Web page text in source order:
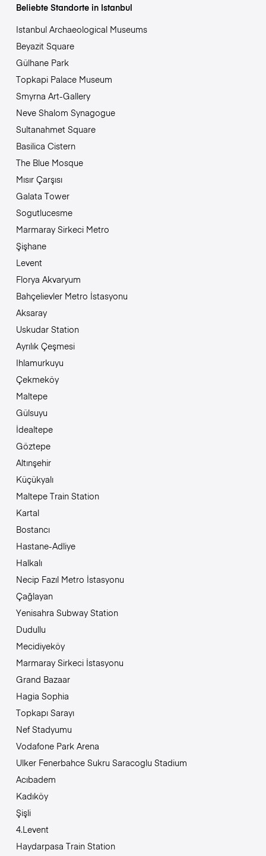
Beliebte Standorte in Istanbul
Istanbul Archaeological Museums
Beyazit Square
Gülhane Park
Topkapi Palace Museum
Smyrna Art-Gallery
Neve Shalom Synagogue
Sultanahmet Square
Basilica Cistern
The Blue Mosque
Mısır Çarşısı
Galata Tower
Sogutlucesme
Marmaray Sirkeci Metro
Şişhane
Levent
Florya Akvaryum
Bahçelievler Metro İstasyonu
Aksaray
Uskudar Station
Ayrılık Çeşmesi
Ihlamurkuyu
Çekmeköy
Maltepe
Gülsuyu
İdealtepe
Göztepe
Altınşehir
Küçükyalı
Maltepe Train Station
Kartal
Bostancı
Hastane-Adliye
Halkalı
Necip Fazıl Metro İstasyonu
Çağlayan
Yenisahra Subway Station
Dudullu
Mecidiyeköy
Marmaray Sirkeci İstasyonu
Grand Bazaar
Hagia Sophia
Topkapı Sarayı
Nef Stadyumu
Vodafone Park Arena
Ulker Fenerbahce Sukru Saracoglu Stadium
Acıbadem
Kadıköy
Şişli
4.Levent
Haydarpasa Train Station